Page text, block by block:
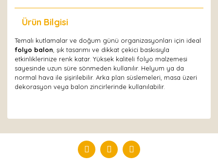
Ürün Bilgisi
Temalı kutlamalar ve doğum günü organizasyonları için ideal
folyo balon , şık tasarımı ve dikkat çekici baskısıyla
etkinliklerinize renk katar. Yüksek kaliteli folyo malzemesi
sayesinde uzun süre sönmeden kullanılır. Helyum ya da
normal hava ile şişirilebilir. Arka plan süslemeleri, masa üzeri
dekorasyon veya balon zincirlerinde kullanılabilir.
Yorum Yaz